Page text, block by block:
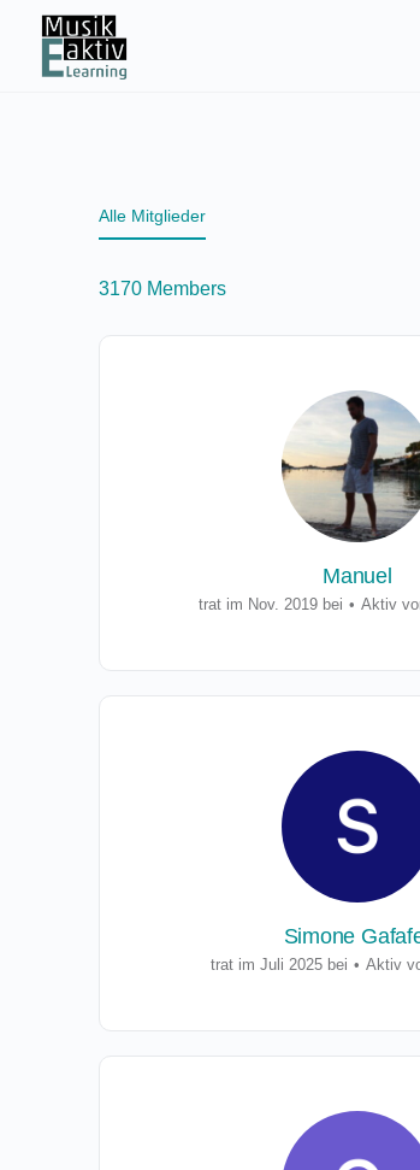
Alle Mitglieder
3170 Members
Manuel
trat im Nov. 2019 bei • Aktiv
Simone
trat im Juli 2025 bei • Aktiv